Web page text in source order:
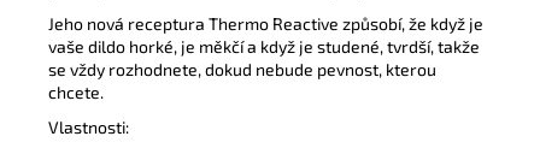
Jeho nová receptura Thermo Reactive způsobí, že když je
vaše dildo horké, je měkčí a když je studené, tvrdší, takže
se vždy rozhodnete, dokud nebude pevnost, kterou
chcete.
Vlastnosti: